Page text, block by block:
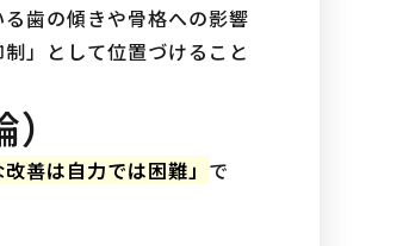
歯の傾きや骨格への影響
」として位置づけること
改善は自力では困難」 で